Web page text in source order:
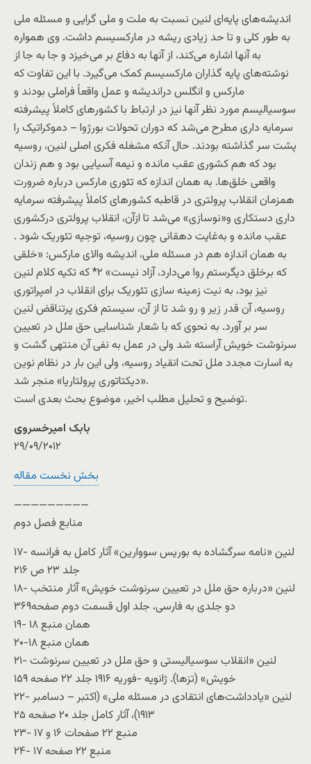
انديشه‌های پايه‌ای لنين نسبت به ملت و ملی گرايی و مسئله ملی
به طور کلی و تا حد زيادی ريشه در مارکسيسم داشت. وی همواره
به آنها اشاره می‌کند، از آنها به دفاع بر می‌خيزد و جا به جا از
نوشته‌های پايه گذاران مارکسيسم کمک می‌گيرد. با اين تفاوت که
مارکس و انگلس درانديشه و عمل واقعاً فراملی بودند و
سوسياليسم مورد نظر آنها نيز در ارتباط با کشورهای کاملاً پيشرفته
سرمايه داری مطرح می‌شد که دوران تحولات بورژوا – دموکراتيک را
پشت سر گذاشته بودند. حال آنکه مشغله فکری اصلی لنين، روسيه
بود که هم کشوری عقب مانده و نيمه آسيايی بود و هم زندان
واقعی خلق‌ها. به همان اندازه که تئوری مارکس درباره ضرورت
همزمان انقلاب پرولتری در قاطبه کشورهای کاملاً پيشرفته سرمايه
داری دستکاری و«نوسازی» می‌شد تا ازآن، انقلاب پرولتری درکشوری
عقب مانده و به‌غايت دهقانی چون روسيه، توجيه تئوريک شود .
به همان اندازه هم در مسئله ملی، انديشه والای مارکس: «خلقی
که برخلق ديگرستم روا می‌دارد، آزاد نيست» ۲* که تکيه کلام لنين
نيز بود، به نيت زمينه سازی تئوريک برای انقلاب در امپراتوری
روسيه، آن قدر زير و رو شد تا از آن، سيستم فکری پرتناقض لنين
سر بر آورد. به نحوی که با شعار شناسايی حق ملل در تعيين
سرنوشت خويش آراسته شد ولی در عمل به نفی آن منتهی گشت و
به اسارت مجدد ملل تحت انقياد روسيه، ولی این بار در نظام نوين
«ديکتاتوری پرولتاريا» منجر شد.
توضيح و تحليل مطلب اخير، موضوع بحث بعدی است.
بابک امیرخسروی
۲۹/۰۹/۲۰۱۲
بخش نخست مقاله
—————————
منابع فصل دوم
۱۷- لنین «نامه سرگشاده به بوريس سووارين» آثار کامل به فرانسه
جلد ۲۳ ص ۲۱۶
۱۸- لنین «درباره حق ملل در تعيين سرنوشت خويش» آثار منتخب
دو جلدی به فارسی، جلد اول قسمت دوم صفحه۳۶۹
۱۹- همان منبع ۱۸
۲۰-همان منبع ۱۸
۲۱- لنین «انقلاب سوسياليستی و حق ملل در تعيين سرنوشت
خويش» (تزها). ژانويه -فوريه ۱۹۱۶ جلد ۲۲ صفحه ۱۵۹
۲۲- لنین «يادداشت‌های انتقادی در مسئله ملی» (اکتبر – دسامبر
۱۹۱۳)، آثار کامل جلد ۲۰ صفحه ۲۵
۲۳- منبع ۲۲ صفحات ۱۶ و ۱۷
۲۴- منبع ۲۲ صفحه ۱۷